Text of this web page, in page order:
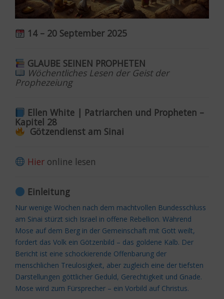
14 – 20 September 2025
GLAUBE SEINEN PROPHETEN
Wöchentliches Lesen der Geist der
Prophezeiung
Ellen White | Patriarchen und Propheten –
Kapitel 28
Götzendienst am Sinai
Hieronline lesen
Einleitung
Nur wenige Wochen nach dem machtvollen Bundesschluss
am Sinai stürzt sich Israel in offene Rebellion. Während
Mose auf dem Berg in der Gemeinschaft mit Gott weilt,
fordert das Volk ein Götzenbild – das goldene Kalb. Der
Bericht ist eine schockierende Offenbarung der
menschlichen Treulosigkeit, aber zugleich eine der tiefsten
Darstellungen göttlicher Geduld, Gerechtigkeit und Gnade.
Mose wird zum Fürsprecher – ein Vorbild auf Christus.